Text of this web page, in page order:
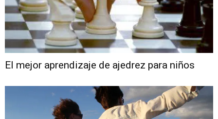
El mejor aprendizaje de ajedrez para niños